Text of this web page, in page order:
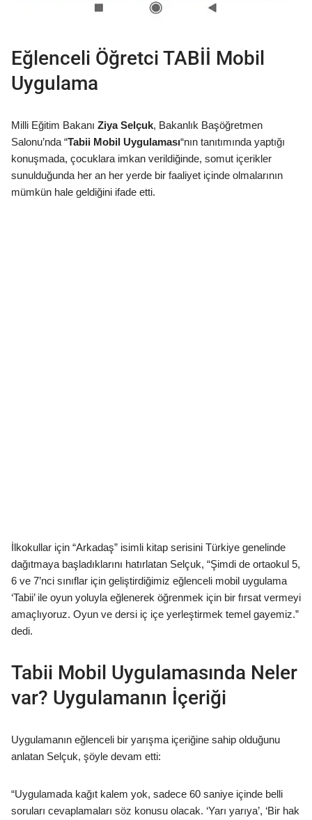
Eğlenceli Öğretci TABİİ Mobil
Uygulama
Milli Eğitim Bakanı Ziya Selçuk, Bakanlık Başöğretmen
Salonu’nda “Tabii Mobil Uygulaması“nın tanıtımında yaptığı
konuşmada, çocuklara imkan verildiğinde, somut içerikler
sunulduğunda her an her yerde bir faaliyet içinde olmalarının
mümkün hale geldiğini ifade etti.
İlkokullar için “Arkadaş” isimli kitap serisini Türkiye genelinde
dağıtmaya başladıklarını hatırlatan Selçuk, “Şimdi de ortaokul 5,
6 ve 7’nci sınıflar için geliştirdiğimiz eğlenceli mobil uygulama
‘Tabii’ ile oyun yoluyla eğlenerek öğrenmek için bir fırsat vermeyi
amaçlıyoruz. Oyun ve dersi iç içe yerleştirmek temel gayemiz.”
dedi.
Tabii Mobil Uygulamasında Neler
var? Uygulamanın İçeriği
Uygulamanın eğlenceli bir yarışma içeriğine sahip olduğunu
anlatan Selçuk, şöyle devam etti:
“Uygulamada kağıt kalem yok, sadece 60 saniye içinde belli
soruları cevaplamaları söz konusu olacak. ‘Yarı yarıya’, ‘Bir hak